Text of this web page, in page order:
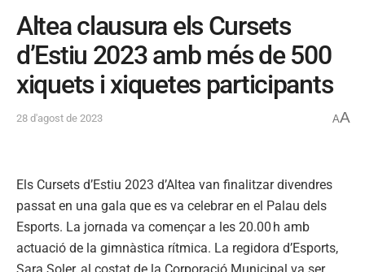
Altea clausura els Cursets
d’Estiu 2023 amb més de 500
xiquets i xiquetes participants
28 d'agost de 2023 AA
Els Cursets d’Estiu 2023 d’Altea van finalitzar divendres
passat en una gala que es va celebrar en el Palau dels
Esports. La jornada va començar a les 20.00 h amb
actuació de la gimnàstica rítmica. La regidora d’Esports,
Sara Soler, al costat de la Corporació Municipal va ser